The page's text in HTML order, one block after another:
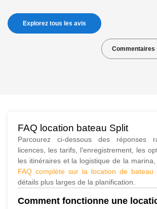
Explorez tous les avis
Commentaires
FAQ location bateau Split
Parcourez ci-dessous des réponses
licences, les tarifs, l'enregistrement, les
les itinéraires et la logistique de la
FAQ complète sur la location de bateau
détails plus larges de la planification.
Comment fonctionne une